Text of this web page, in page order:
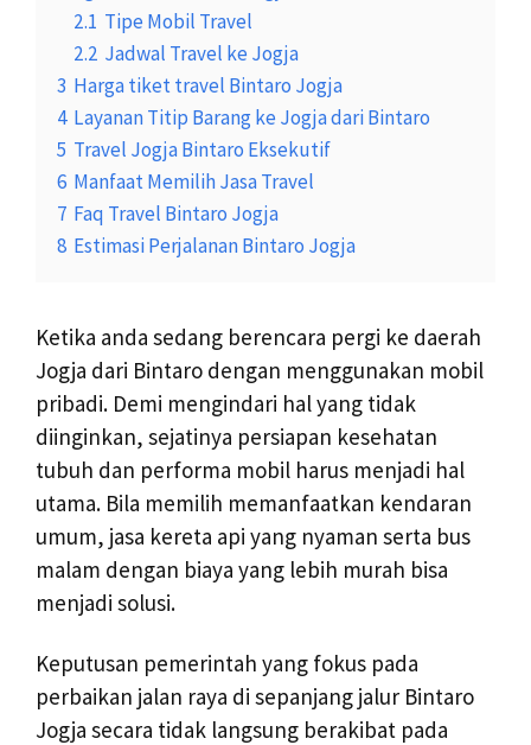
2.1 Tipe Mobil Travel
2.2 Jadwal Travel ke Jogja
3 Harga tiket travel Bintaro Jogja
4 Layanan Titip Barang ke Jogja dari Bintaro
5 Travel Jogja Bintaro Eksekutif
6 Manfaat Memilih Jasa Travel
7 Faq Travel Bintaro Jogja
8 Estimasi Perjalanan Bintaro Jogja
Ketika anda sedang berencara pergi ke daerah
Jogja dari Bintaro dengan menggunakan mobil
pribadi. Demi mengindari hal yang tidak
diinginkan, sejatinya persiapan kesehatan
tubuh dan performa mobil harus menjadi hal
utama. Bila memilih memanfaatkan kendaran
umum, jasa kereta api yang nyaman serta bus
malam dengan biaya yang lebih murah bisa
menjadi solusi.
Keputusan pemerintah yang fokus pada
perbaikan jalan raya di sepanjang jalur Bintaro
Jogja secara tidak langsung berakibat pada